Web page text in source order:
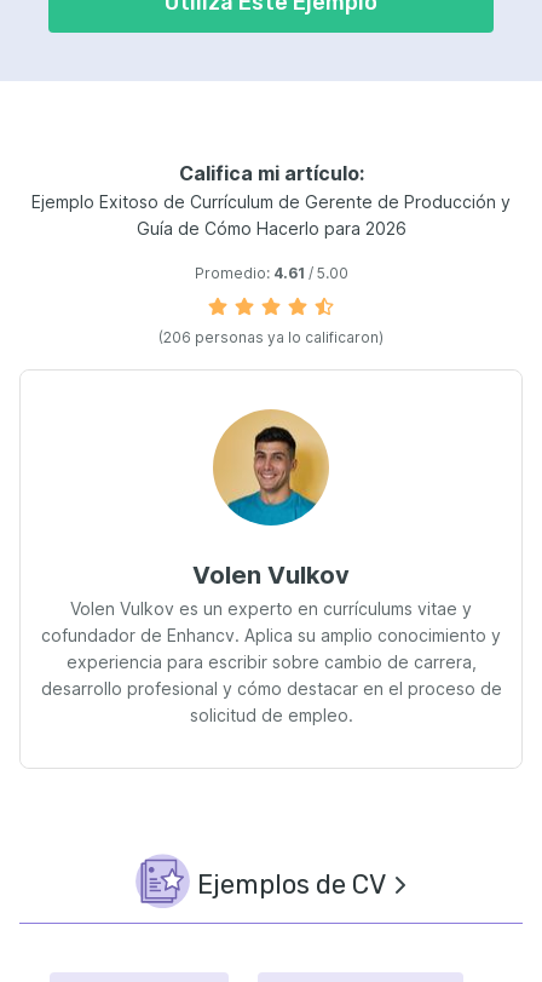
Califica mi artículo:
Ejemplo Exitoso de Currículum de Gerente de Producción y
Guía de Cómo Hacerlo para 2026
Promedio: 4.61 / 5.00
(206 personas ya lo calificaron)
Volen Vulkov
Volen Vulkov es un experto en currículums vitae y
cofundador de Enhancv. Aplica su amplio conocimiento y
experiencia para escribir sobre cambio de carrera,
desarrollo profesional y cómo destacar en el proceso de
solicitud de empleo.
Ejemplos de CV